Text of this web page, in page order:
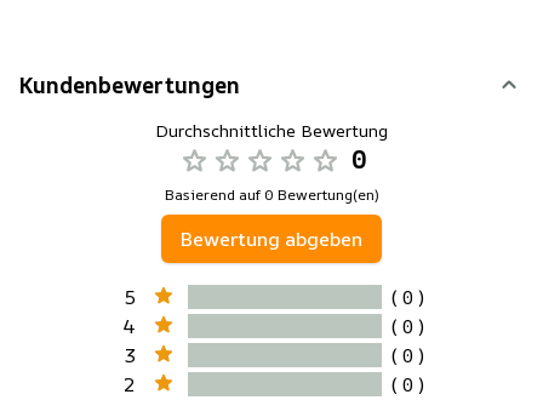
Kundenbewertungen
Durchschnittliche Bewertung
0
Basierend auf 0 Bewertung(en)
Bewertung abgeben
5
( 0 )
4
( 0 )
3
( 0 )
2
( 0 )